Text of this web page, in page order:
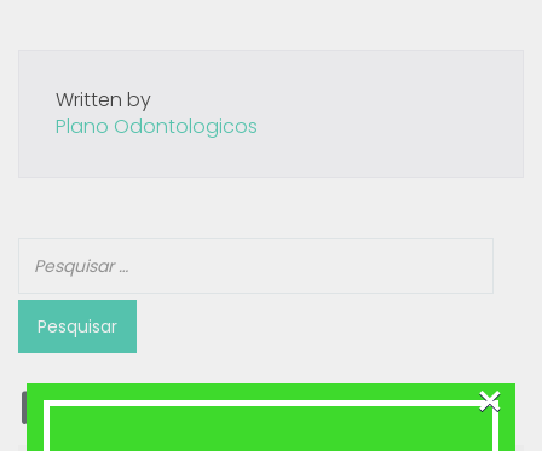
Written by
Plano Odontologicos
Posts recentes ×